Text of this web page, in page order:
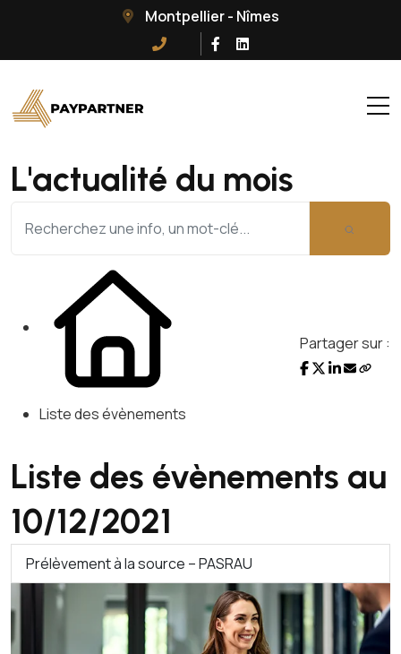
Montpellier - Nîmes
L'actualité du mois
Liste des évènements
Partager sur :
Liste des évènements au
10/12/2021
Prélèvement à la source – PASRAU